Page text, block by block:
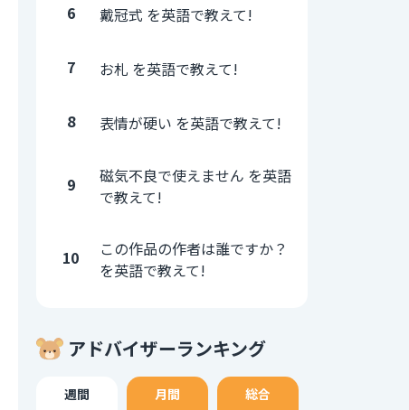
6 戴冠式 を英語で教えて!
7 お札 を英語で教えて!
8 表情が硬い を英語で教えて!
9
磁気不良で使えません を英語
で教えて!
10
この作品の作者は誰ですか？
を英語で教えて!
アドバイザーランキング
週間 月間 総合